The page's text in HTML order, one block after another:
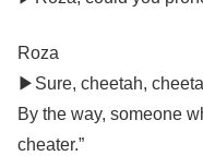
Roza
▶︎Sure, cheetah,
By the way, someone
cheater.”